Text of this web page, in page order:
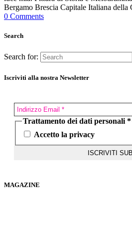
Bergamo Brescia Capitale Italiana della
0 Comments
Search
Search for:
Iscriviti alla nostra Newsletter
Trattamento dei dati personali *
Accetto la privacy
MAGAZINE